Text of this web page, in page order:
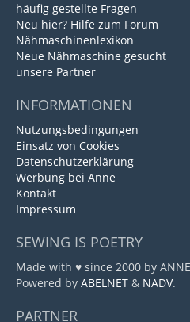
häufig gestellte Fragen
Neu hier? Hilfe zum Forum
Nähmaschinenlexikon
Neue Nähmaschine gesucht
unsere Partner
INFORMATIONEN
Nutzungsbedingungen
Einsatz von Cookies
Datenschutzerklärung
Werbung bei Anne
Kontakt
Impressum
SEWING IS POETRY
Made with ♥ since 2000 by ANNE
Powered by ABELNET & NADV.
PARTNER